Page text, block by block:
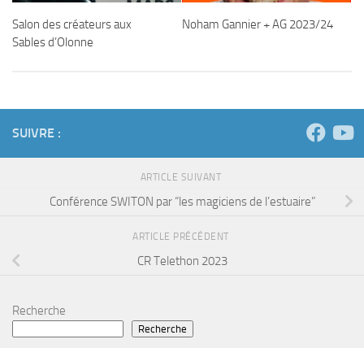
Salon des créateurs aux
Sables d’Olonne
Noham Gannier + AG 2023/24
SUIVRE :
ARTICLE SUIVANT
Conférence SWITON par “les magiciens de l’estuaire”
ARTICLE PRÉCÉDENT
CR Telethon 2023
Recherche
Recherche